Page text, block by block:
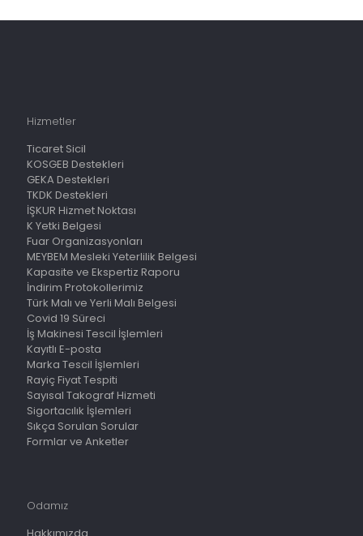
Hizmetler
Ticaret Sicil
KOSGEB Destekleri
GEKA Destekleri
TKDK Destekleri
İŞKUR Hizmet Noktası
K Yetki Belgesi
Fuar Organizasyonları
MEYBEM Mesleki Yeterlilik Belgesi
Kapasite ve Ekspertiz Raporu
İndirim Protokollerimiz
Türk Malı ve Yerli Malı Belgesi
Covid 19 Süreci
İş Makinesi Tescil İşlemleri
Kayıtlı E-posta
Marka Tescil İşlemleri
Rayiç Fiyat Tespiti
Sayısal Takograf Hizmeti
Sigortacılık İşlemleri
Sıkça Sorulan Sorular
Formlar ve Anketler
Odamız